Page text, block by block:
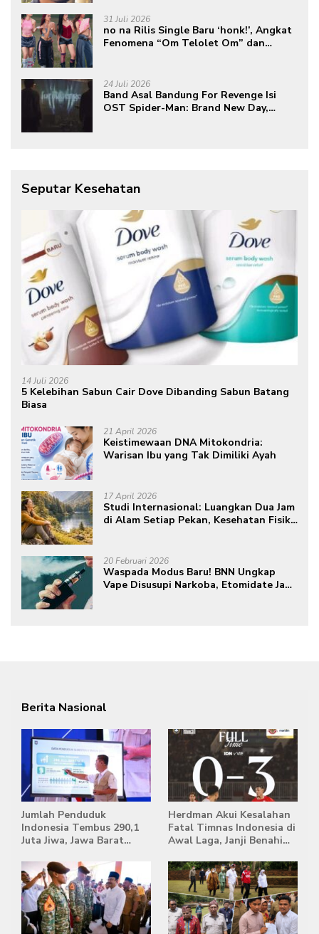
31 Juli 2026
no na Rilis Single Baru ‘honk!’, Angkat
Fenomena “Om Telolet Om” dan
24 Juli 2026
Band Asal Bandung For Revenge Isi
OST Spider-Man: Brand New Day,
Seputar Kesehatan
14 Juli 2026
5 Kelebihan Sabun Cair Dove Dibanding Sabun Batang
Biasa
21 April 2026
Keistimewaan DNA Mitokondria:
Warisan Ibu yang Tak Dimiliki Ayah
17 April 2026
Studi Internasional: Luangkan Dua Jam
di Alam Setiap Pekan, Kesehatan Fisik
20 Februari 2026
Waspada Modus Baru! BNN Ungkap
Vape Disusupi Narkoba, Etomidate Jadi
Berita Nasional
Jumlah Penduduk
Indonesia Tembus 290,1
Juta Jiwa, Jawa Barat
Terpadat
Herdman Akui Kesalahan
Fatal Timnas Indonesia di
Awal Laga, Janji Benahi
Singapura